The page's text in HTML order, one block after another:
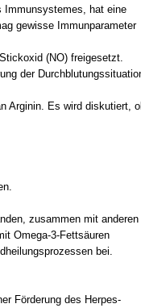
Immunsystemes, hat eine
gewisse Immunparameter
(NO) freigesetzt.
der
Arginin. Es wird diskutiert,
zusammen mit anderen
Omega-3-Fettsäuren
bei.
Förderung des Herpes-